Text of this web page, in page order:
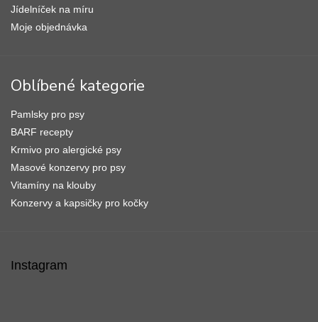
Jídelníček na míru
Moje objednávka
Oblíbené kategorie
Pamlsky pro psy
BARF recepty
Krmivo pro alergické psy
Masové konzervy pro psy
Vitamíny na klouby
Konzervy a kapsičky pro kočky
Instagram